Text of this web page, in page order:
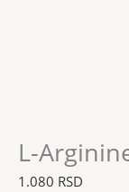
L-
1.080 RSD